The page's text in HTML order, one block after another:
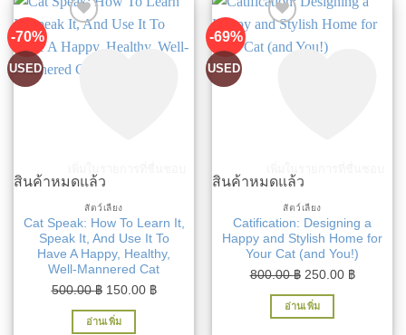
-70%
USED
สินค้าหมดแล้ว
สัตว์เลี้ยง
Cat Speak: How To Learn It,
Speak It, And Use It To
Have A Happy, Healthy,
Well-Mannered Cat
500.00฿ Original
price
was:
150.00 ฿Current
อ่านเพิ่ม
-69%
USED
สินค้าหมดแล้ว
สัตว์เลี้ยง
Catification: Designing a
Happy and Stylish Home for
Your Cat (and You!)
800.00฿ Original
price
was:
250.00 ฿Current
อ่านเพิ่ม